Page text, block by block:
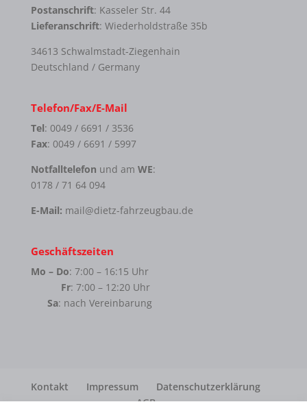
Postanschrift: Kasseler Str. 44
Lieferanschrift: Wiederholdstraße 35b
34613 Schwalmstadt-Ziegenhain
Deutschland / Germany
Telefon/Fax/E-Mail
Tel: 0049 / 6691 / 3536
Fax: 0049 / 6691 / 5997
Notfalltelefon und am WE:
0178 / 71 64 094
E-Mail: mail@dietz-fahrzeugbau.de
Geschäftszeiten
Mo – Do: 7:00 – 16:15 Uhr
Fr: 7:00 – 12:20 Uhr
Sa: nach Vereinbarung
Kontakt Impressum
Datenschutzerklärung